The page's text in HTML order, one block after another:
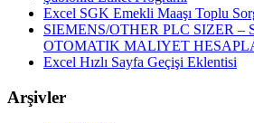
Excel SGK Emekli Maaşı Toplu
SIEMENS/OTHER PLC SIZER –
OTOMATIK MALIYET
Excel Hızlı Sayfa Geçişi Eklentisi
Arşivler